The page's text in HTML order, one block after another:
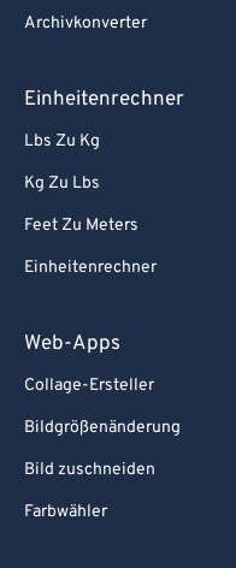
Archivkonverter
Einheitenrechner
Lbs Zu Kg
Kg Zu Lbs
Feet Zu Meters
Einheitenrechner
Web-Apps
Collage-Ersteller
Bildgrößenänderung
Bild zuschneiden
Farbwähler